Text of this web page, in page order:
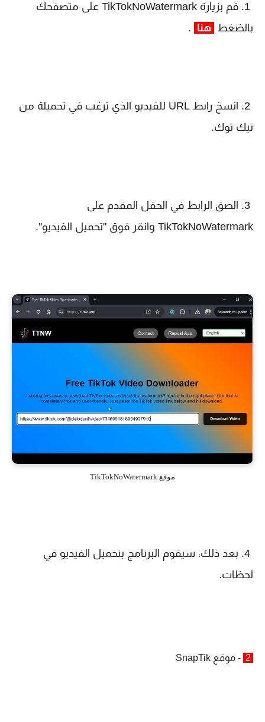
1. قم بزيارة TikTokNoWatermark على متصفحك
بالضغط هنا .
2. انسخ رابط URL للفيديو الذي ترغب في تحميلة من
تيك توك.
3. الصق الرابط في الحقل المقدم على
TikTokNoWatermark وانقر فوق "تحميل الفيديو".
موقع TikTokNoWatermark
4. بعد ذلك، سيقوم البرنامج بتحميل الفيديو في
لحظات.
- موقع SnapTik